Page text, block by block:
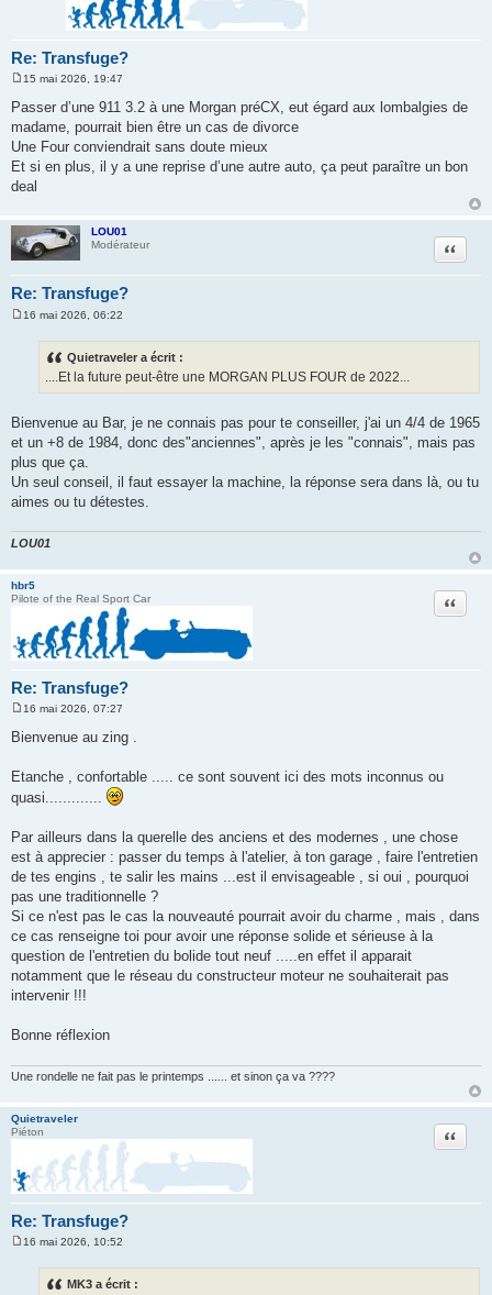
Re: Transfuge?
s
s
g
e
15 mai 2026, 19:47
Passer d’une 911 3.2 à une Morgan préCX, eut égard aux lombalgies de
madame, pourrait bien être un cas de divorce
Une Four conviendrait sans doute mieux
Et si en plus, il y a une reprise d’une autre auto, ça peut paraître un bon
deal
LOU01
Modérateur
Re: Transfuge?
Citation
16 mai 2026, 06:22
Quietraveler a écrit :
....Et la future peut-être une MORGAN PLUS FOUR de 2022...
Bienvenue au Bar, je ne connais pas pour te conseiller, j'ai un 4/4 de 1965
et un +8 de 1984, donc des"anciennes", après je les "connais", mais pas
plus que ça.
Un seul conseil, il faut essayer la machine, la réponse sera dans là, ou tu
aimes ou tu détestes.
LOU01
hbr5
Pilote of the Real Sport Car
Re: Transfuge?
Citation
s
a
g
e
16 mai 2026, 07:27
Bienvenue au zing .
Etanche , confortable ..... ce sont souvent ici des mots inconnus ou
quasi.............
Par ailleurs dans la querelle des anciens et des modernes , une chose
est à apprecier : passer du temps à l'atelier, à ton garage , faire l'entretien
de tes engins , te salir les mains ...est il envisageable , si oui , pourquoi
pas une traditionnelle ?
Si ce n'est pas le cas la nouveauté pourrait avoir du charme , mais , dans
ce cas renseigne toi pour avoir une réponse solide et sérieuse à la
question de l'entretien du bolide tout neuf .....en effet il apparait
notamment que le réseau du constructeur moteur ne souhaiterait pas
intervenir !!!
Bonne réflexion
Une rondelle ne fait pas le printemps ...... et sinon ça va ????
Quietraveler
Piéton
Re: Transfuge?
Citation
16 mai 2026, 10:52
MK3 a écrit :